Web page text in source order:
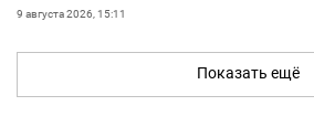
9 августа 2026, 15:11
Показать ещё